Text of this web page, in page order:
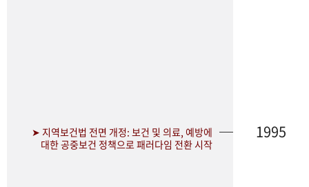
➤ 지역보건법 전면 개정: 보건 및 의료, 예방에
대한 공중보건 정책으로 패러다임 전환 시작
1995